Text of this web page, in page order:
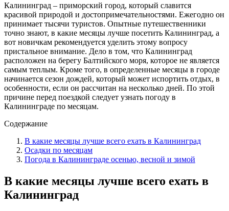
Калининград – приморский город, который славится
красивой природой и достопримечательностями. Ежегодно он
принимает тысячи туристов. Опытные путешественники
точно знают, в какие месяцы лучше посетить Калининград, а
вот новичкам рекомендуется уделить этому вопросу
пристальное внимание. Дело в том, что Калининград
расположен на берегу Балтийского моря, которое не является
самым теплым. Кроме того, в определенные месяцы в городе
начинается сезон дождей, который может испортить отдых, в
особенности, если он рассчитан на несколько дней. По этой
причине перед поездкой следует узнать погоду в
Калининграде по месяцам.
Содержание
В какие месяцы лучше всего ехать в Калининград
Осадки по месяцам
Погода в Калининграде осенью, весной и зимой
В какие месяцы лучше всего ехать в
Калининград